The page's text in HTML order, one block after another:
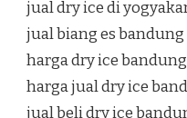
jual dry ice di
jual biang es bandung
harga dry ice bandung
harga jual dry ice
jual beli dry ice